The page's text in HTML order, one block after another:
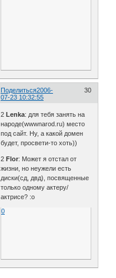
Поделиться 30
2006-
07-23 10:32:55
2 Lenka: для тебя занять на
народе(wwwnarod.ru) место
под сайт. Ну, а какой домен
будет, просвети-то хоть))
2 Flor: Может я отстал от
жизни, но неужели есть
диски(сд, двд), посвященные
только одному актеру/
актрисе? :o
0